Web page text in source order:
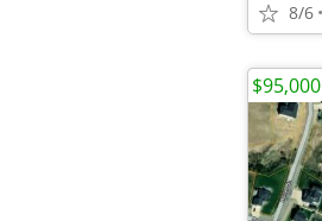
8/6
$95,000